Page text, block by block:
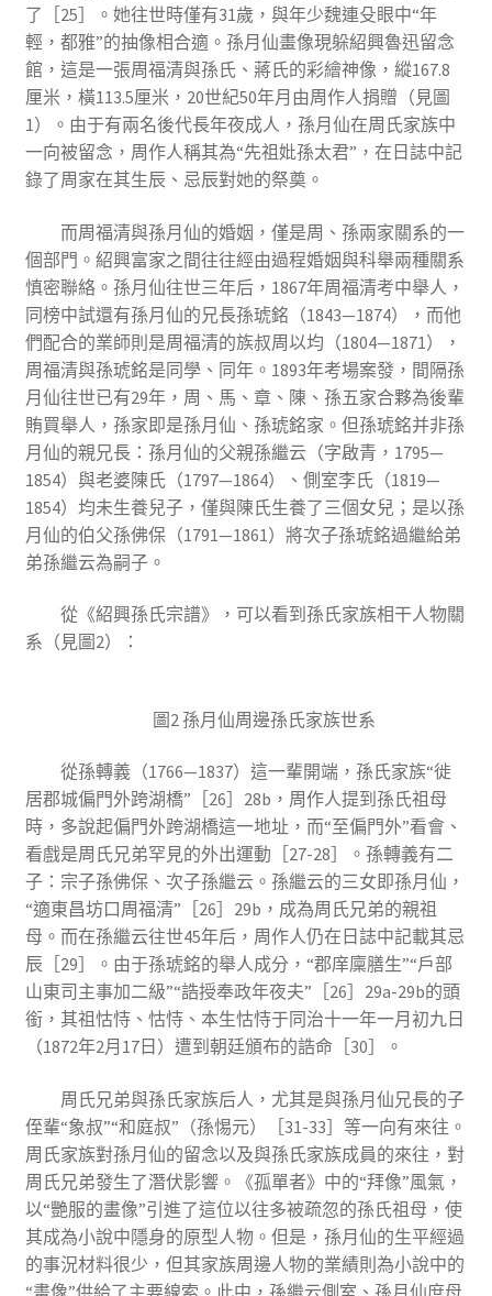
了［25］。她往世時僅有31歲，與年少魏連殳眼中“年
輕，都雅”的抽像相合適。孫月仙畫像現躲紹興魯迅留念
館，這是一張周福清與孫氏、蔣氏的彩繪神像，縱167.8
厘米，橫113.5厘米，20世紀50年月由周作人捐贈（見圖
1）。由于有兩名後代長年夜成人，孫月仙在周氏家族中
一向被留念，周作人稱其為“先祖妣孫太君”，在日誌中記
錄了周家在其生辰、忌辰對她的祭奠。
而周福清與孫月仙的婚姻，僅是周、孫兩家關系的一
個部門。紹興富家之間往往經由過程婚姻與科舉兩種關系
慎密聯絡。孫月仙往世三年后，1867年周福清考中舉人，
同榜中試還有孫月仙的兄長孫琥銘（1843—1874），而他
們配合的業師則是周福清的族叔周以均（1804—1871），
周福清與孫琥銘是同學、同年。1893年考場案發，間隔孫
月仙往世已有29年，周、馬、章、陳、孫五家合夥為後輩
賄買舉人，孫家即是孫月仙、孫琥銘家。但孫琥銘并非孫
月仙的親兄長：孫月仙的父親孫繼云（字啟青，1795—
1854）與老婆陳氏（1797—1864）、側室李氏（1819—
1854）均未生養兒子，僅與陳氏生養了三個女兒；是以孫
月仙的伯父孫佛保（1791—1861）將次子孫琥銘過繼給弟
弟孫繼云為嗣子。
從《紹興孫氏宗譜》，可以看到孫氏家族相干人物關
系（見圖2）：
圖2 孫月仙周邊孫氏家族世系
從孫轉義（1766—1837）這一輩開端，孫氏家族“徙
居郡城偏門外跨湖橋”［26］28b，周作人提到孫氏祖母
時，多說起偏門外跨湖橋這一地址，而“至偏門外”看會、
看戲是周氏兄弟罕見的外出運動［27-28］。孫轉義有二
子：宗子孫佛保、次子孫繼云。孫繼云的三女即孫月仙，
“適東昌坊口周福清”［26］29b，成為周氏兄弟的親祖
母。而在孫繼云往世45年后，周作人仍在日誌中記載其忌
辰［29］。由于孫琥銘的舉人成分，“郡庠廩膳生”“戶部
山東司主事加二級”“誥授奉政年夜夫”［26］29a-29b的頭
銜，其祖怙恃、怙恃、本生怙恃于同治十一年一月初九日
（1872年2月17日）遭到朝廷頒布的誥命［30］。
周氏兄弟與孫氏家族后人，尤其是與孫月仙兄長的子
侄輩“象叔”“和庭叔”（孫惕元）［31-33］等一向有來往。
周氏家族對孫月仙的留念以及與孫氏家族成員的來往，對
周氏兄弟發生了潛伏影響。《孤單者》中的“拜像”風氣，
以“艷服的畫像”引進了這位以往多被疏忽的孫氏祖母，使
其成為小說中隱身的原型人物。但是，孫月仙的生平經過
的事況材料很少，但其家族周邊人物的業績則為小說中的